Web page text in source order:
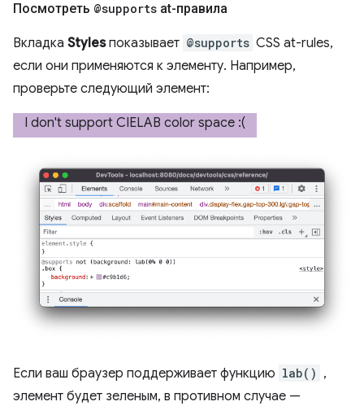
Посмотреть @supports at-правила
Вкладка Stylesпоказывает @supports CSS at-rules,
если они применяются к элементу. Например,
проверьте следующий элемент:
Если ваш браузер поддерживает функцию lab() ,
элемент будет зеленым, в противном случае —